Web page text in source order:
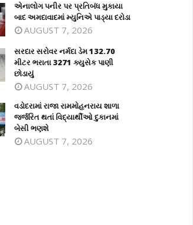
મુકાયા બાદ
દરોડા
ભરાતા 3271 ક્યુસેક પાણી છોડાયું
March
23,
એનાલોગ પનીર પર પ્રતિબંધ મુકાયા
બાદ અમદાવાદમાં મ્યુનિએ પાડ્યા દરોડા
AUGUST 7, 2026
સરદાર સરોવર નર્મદા ડેમ 132.70
મીટર ભરાતા 3271 ક્યુસેક પાણી
છોડાયું
AUGUST 7, 2026
વડોદરામાં રાજા રામમોહનરાય શાળા
જર્જરિત થતાં વિદ્યાર્થીઓ દુકાનમાં
બેસી ભણશે
AUGUST 7, 2026